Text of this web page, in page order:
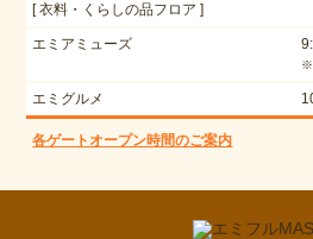
[ 衣料・くらしの品フロア ]
エミアミューズ
※
エミグルメ
各ゲートオープン時間のご案内